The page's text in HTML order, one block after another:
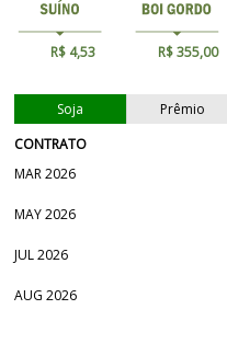
R$ 4,53 R$ 355,00
Soja Prêmio
CONTRATO
MAR 2026
MAY 2026
JUL 2026
AUG 2026